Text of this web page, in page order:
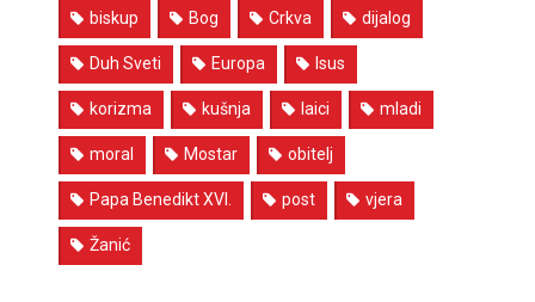
biskup Bog Crkva dijalog
Duh Sveti Europa Isus
korizma kušnja laici mladi
moral Mostar obitelj
Papa Benedikt XVI. post vjera
Žanić